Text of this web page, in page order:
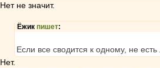
Нет не значит.
Ёжик пишет:
Если все сводится к одному, не
Нет.